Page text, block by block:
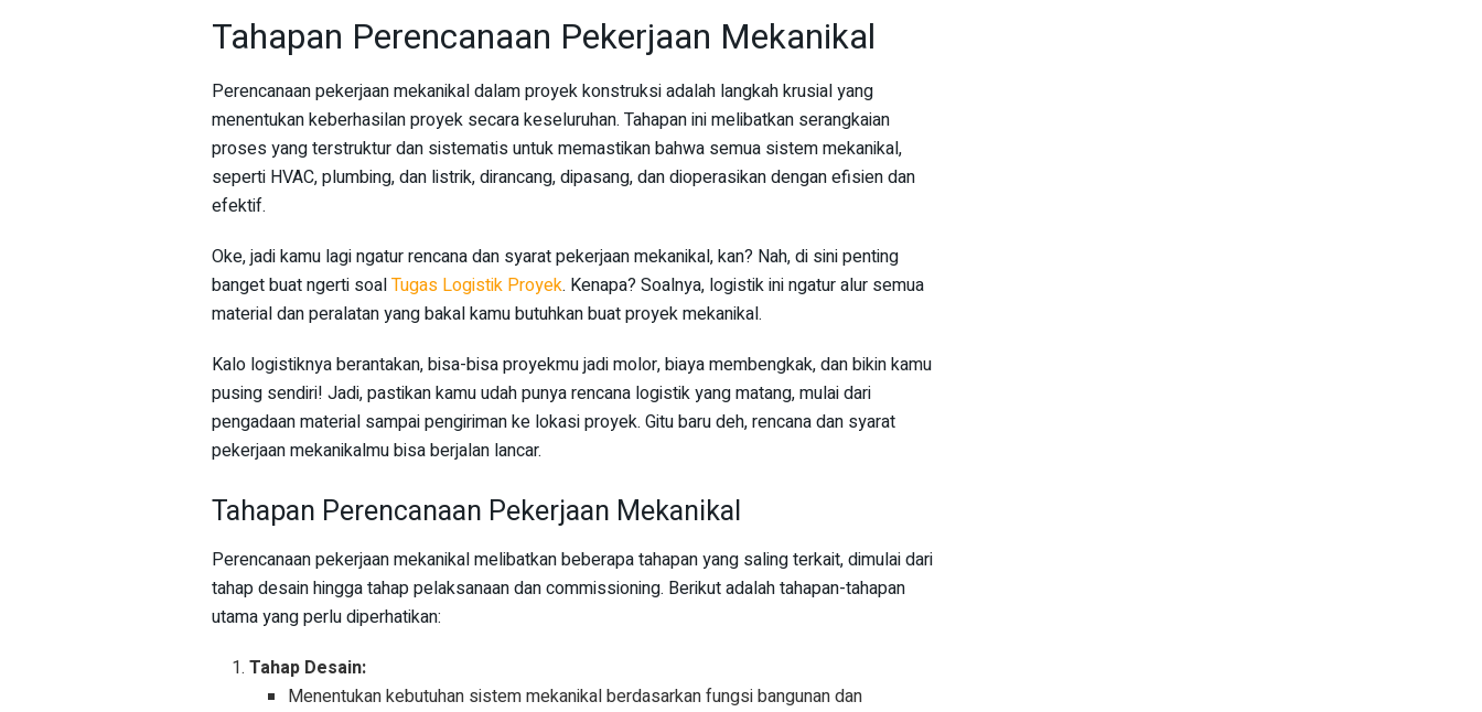
Tahapan Perencanaan Pekerjaan Mekanikal
Perencanaan pekerjaan mekanikal dalam proyek konstruksi adalah langkah krusial yang
menentukan keberhasilan proyek secara keseluruhan. Tahapan ini melibatkan serangkaian
proses yang terstruktur dan sistematis untuk memastikan bahwa semua sistem mekanikal,
seperti HVAC, plumbing, dan listrik, dirancang, dipasang, dan dioperasikan dengan efisien dan
efektif.
Oke, jadi kamu lagi ngatur rencana dan syarat pekerjaan mekanikal, kan? Nah, di sini penting
banget buat ngerti soalTugas Logistik Proyek. Kenapa? Soalnya, logistik ini ngatur alur semua
material dan peralatan yang bakal kamu butuhkan buat proyek mekanikal.
Kalo logistiknya berantakan, bisa-bisa proyekmu jadi molor, biaya membengkak, dan bikin kamu
pusing sendiri! Jadi, pastikan kamu udah punya rencana logistik yang matang, mulai dari
pengadaan material sampai pengiriman ke lokasi proyek. Gitu baru deh, rencana dan syarat
pekerjaan mekanikalmu bisa berjalan lancar.
Tahapan Perencanaan Pekerjaan Mekanikal
Perencanaan pekerjaan mekanikal melibatkan beberapa tahapan yang saling terkait, dimulai dari
tahap desain hingga tahap pelaksanaan dan commissioning. Berikut adalah tahapan-tahapan
utama yang perlu diperhatikan:
Tahap Desain:
Menentukan kebutuhan sistem mekanikal berdasarkan fungsi bangunan dan